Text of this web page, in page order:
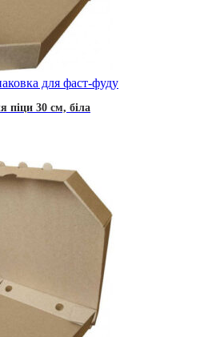
для фаст-фуду
піци 30 см, біла